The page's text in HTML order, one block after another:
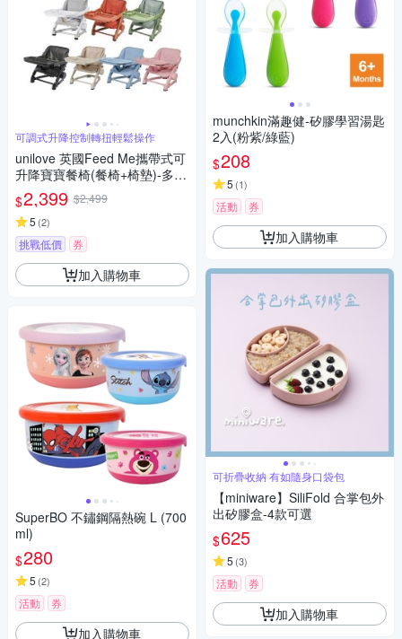
可調式升降控制轉扭輕鬆操作
unilove 英國Feed Me攜帶式可
升降寶寶餐椅(餐椅+椅墊)-多款
可選
$2,399 $2,499
5 (2)
挑戰低價 券
加入購物車
SuperBO 不鏽鋼隔熱碗 L (700
ml)
$280
5 (2)
活動 券
加入購物車
munchkin滿趣健-矽膠學習湯匙
2入(粉紫/綠藍)
$208
5 (1)
活動 券
加入購物車
可折疊收納 有如隨身口袋包
【miniware】SiliFold 合掌包外
出矽膠盒-4款可選
$625
5 (3)
活動 券
加入購物車